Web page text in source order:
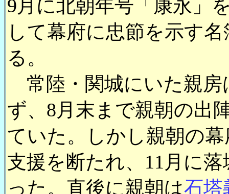
9月に北朝年号「康永」
して幕府に忠節を示す
る。
常陸・関城にいた親房
ず、8月末まで親朝の出
ていた。しかし親朝の
支援を断たれ、11月に
った。直後に親朝は石塔